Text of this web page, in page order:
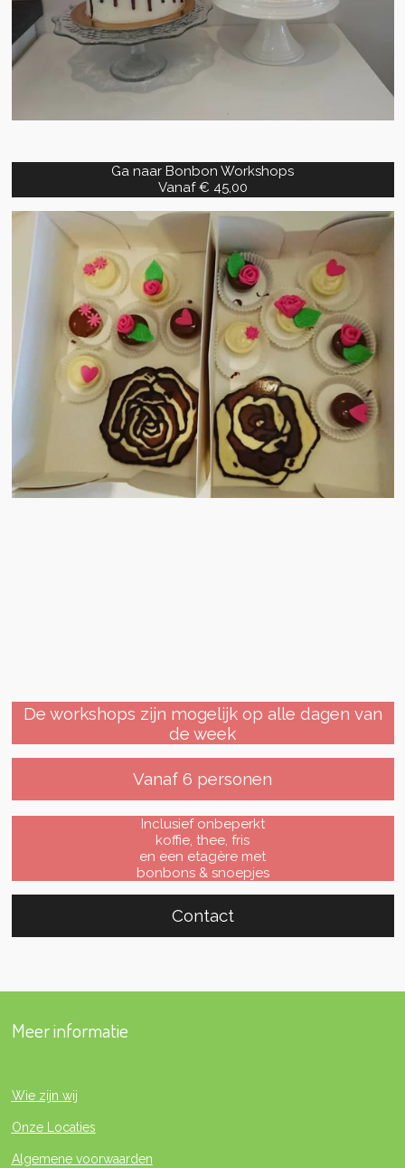
Ga naar Bonbon Workshops
Vanaf € 45,00
De workshops zijn mogelijk op alle dagen van
de week
Vanaf 6 personen
Inclusief onbeperkt
koffie, thee, fris
en een etagère met
bonbons & snoepjes
Contact
Meer informatie
Wie zijn wij
Onze Locaties
Algemene voorwaarden